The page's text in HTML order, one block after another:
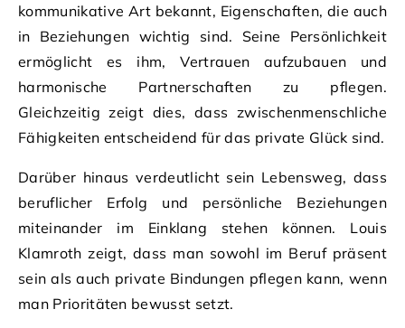
kommunikative Art bekannt, Eigenschaften, die auch
in Beziehungen wichtig sind. Seine Persönlichkeit
ermöglicht es ihm, Vertrauen aufzubauen und
harmonische Partnerschaften zu pflegen.
Gleichzeitig zeigt dies, dass zwischenmenschliche
Fähigkeiten entscheidend für das private Glück sind.
Darüber hinaus verdeutlicht sein Lebensweg, dass
beruflicher Erfolg und persönliche Beziehungen
miteinander im Einklang stehen können. Louis
Klamroth zeigt, dass man sowohl im Beruf präsent
sein als auch private Bindungen pflegen kann, wenn
man Prioritäten bewusst setzt.